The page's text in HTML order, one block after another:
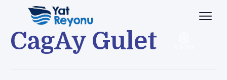
CagAy Gulet